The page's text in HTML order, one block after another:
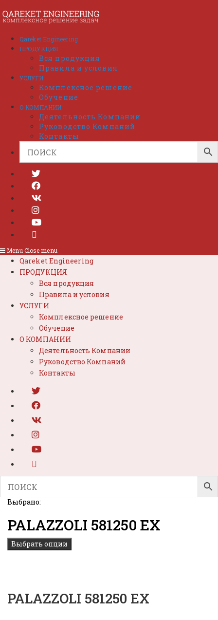
к
содержимому
Qareket Engineering
ПРОДУКЦИЯ
Вся продукция
Правила и условия
УСЛУГИ
Комплексное решение
Обучение
О КОМПАНИИ
Деятельность Компании
Руководство Компаний
Контакты
Menu Close menu
Qareket Engineering
ПРОДУКЦИЯ
Вся продукция
Правила и условия
УСЛУГИ
Комплексное решение
Обучение
О КОМПАНИИ
Деятельность Компании
Руководство Компаний
Контакты
Выбрано:
PALAZZOLI 581250 EX
Выбрать опции
PALAZZOLI 581250 EX